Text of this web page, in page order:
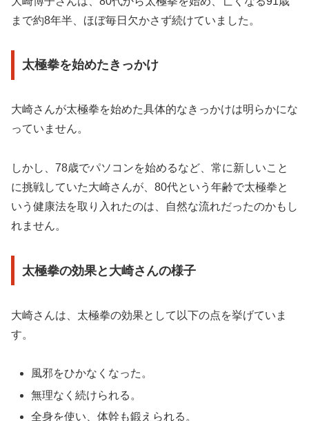
まで約8年半、ほぼ毎日欠かさず続けていました。
太極拳を始めたきっかけ
大崎さんが太極拳を始めた具体的なきっかけは明らかにな
っていません。
しかし、78歳でパソコンを始めるなど、常に新しいこと
に挑戦していた大崎さんが、80代という年齢で太極拳と
いう健康法を取り入れたのは、自然な流れだったのかもし
れません。
太極拳の効果と大崎さんの様子
大崎さんは、太極拳の効果として以下の点を挙げていま
す。
風邪をひかなくなった。
無理なく続けられる。
全身を使い、体幹も鍛えられる。